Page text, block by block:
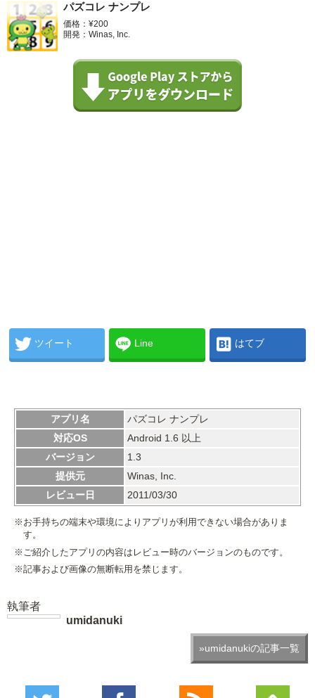
パズコレ ナンプレ
価格：¥200
開発：Winas, Inc.
ツイート Line はてブ
アプリ名
パズコレ ナンプレ
対応OS
Android 1.6 以上
バージョン
1.3
提供元
Winas, Inc.
レビュー日
2011/03/30
※お手持ちの端末や環境によりアプリが利用できない場合がありま
す。
※ご紹介したアプリの内容はレビュー時のバージョンのものです。
※記事および画像の無断転用を禁じます。
執筆者
umidanuki
»umidanukiの記事一覧